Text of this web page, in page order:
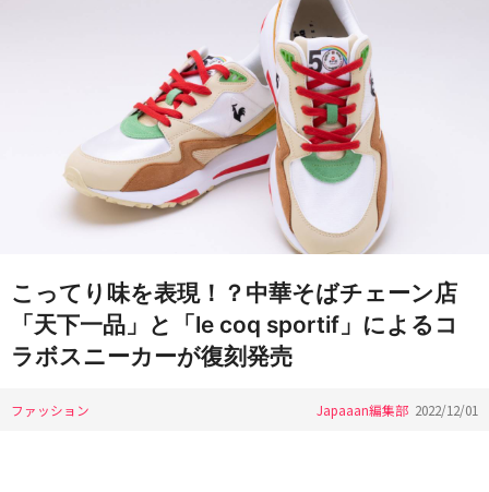
こってり味を表現！？中華そばチェーン店
「天下一品」と「le coq sportif」によるコ
ラボスニーカーが復刻発売
ファッション Japaaan編集部 2022/12/01